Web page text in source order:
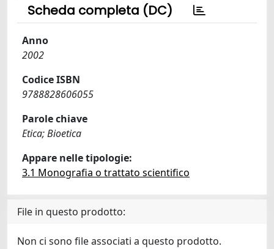
Scheda completa (DC)
Anno
2002
Codice ISBN
9788828606055
Parole chiave
Etica; Bioetica
Appare nelle tipologie:
3.1 Monografia o trattato scientifico
File in questo prodotto:
Non ci sono file associati a questo prodotto.